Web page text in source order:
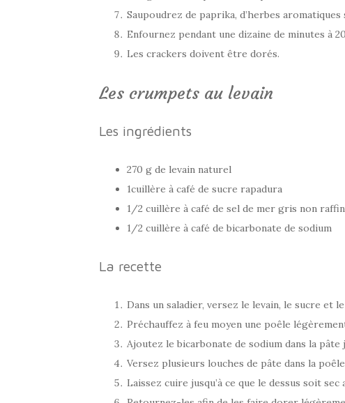
Saupoudrez de paprika, d’herbes
Enfournez pendant une dizaine de minutes à
Les crackers doivent être dorés.
Les crumpets au levain
Les ingrédients
270 g de levain naturel
1cuillère à café de sucre rapadura
1/2 cuillère à café de sel de mer gris non
1/2 cuillère à café de bicarbonate de sodium
La recette
Dans un saladier, versez le levain, le sucre et
Préchauffez à feu moyen une poêle
Ajoutez le bicarbonate de sodium dans la
Versez plusieurs louches de pâte dans la
Laissez cuire jusqu’à ce que le dessus soit sec